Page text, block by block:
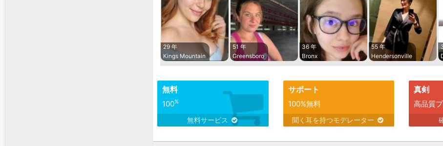
29 年
Kings Mountain
51 年
Greensboro
36 年
Bronx
55 年
Hendersonville
無料
100%
無料サービス
サポート
100%無料
聞く耳を持つモデレーター
真剣
高品質